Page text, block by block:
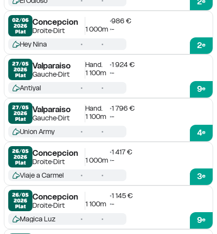
02/06
2026
Plat
Concepcion
DroiteDirt
986 €
1 000m -
2e
Hey Nina
27/05
2026
Plat
Valparaiso
GaucheDirt
Hand.
1 924 €
1 100m
-
9e
Antiyal
27/05
2026
Plat
Valparaiso
GaucheDirt
Hand.
1 796 €
1 100m
-
4e
Union Army
26/05
2026
Plat
Concepcion
DroiteDirt
1 417 €
1 000m -
3e
Viaje a Carmel
26/05
2026
Plat
Concepcion
DroiteDirt
1 145 €
1 100m
-
9e
Magica Luz